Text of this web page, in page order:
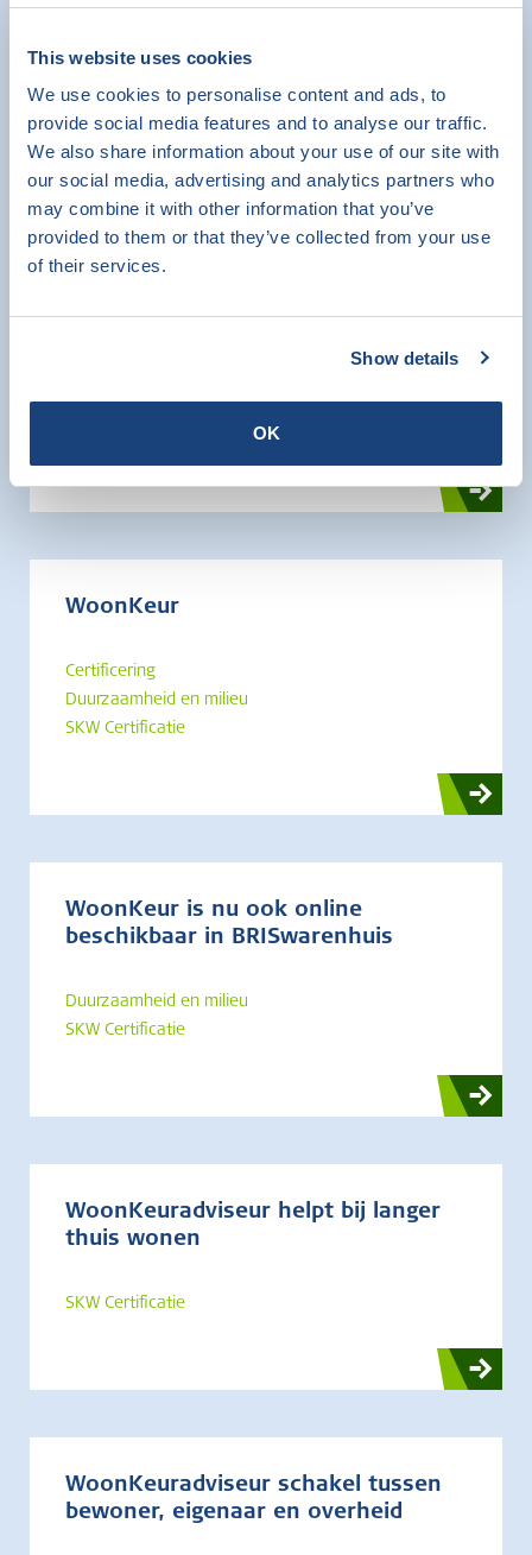
This website uses cookies
We use cookies to personalise content and ads, to
provide social media features and to analyse our traffic.
We also share information about your use of our site with
our social media, advertising and analytics partners who
may combine it with other information that you’ve
provided to them or that they’ve collected from your use
of their services.
Show details
OK
VvE en MJOP
Certificering
SKW Certificatie
WoonKeur
Certificering
Duurzaamheid en milieu
SKW Certificatie
WoonKeur is nu ook online
beschikbaar in BRISwarenhuis
Duurzaamheid en milieu
SKW Certificatie
WoonKeuradviseur helpt bij langer
thuis wonen
SKW Certificatie
WoonKeuradviseur schakel tussen
bewoner, eigenaar en overheid